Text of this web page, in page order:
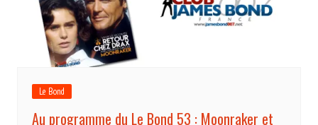
Le Bond
Au programme du Le Bond 53 : Moonraker et